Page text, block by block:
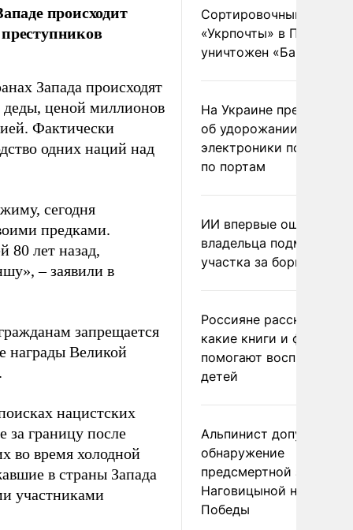
происходит
Запада происходят
деды, ценой миллионов
Фактически
одних наций над
сегодня
предками.
80 лет назад,
– заявили в
запрещается
награды Великой
нацистских
за границу после
во время холодной
в страны Запада
участниками
Сортировочный пункт
«Укрпочты» в
уничтожен
На Украине
об удорожании
электроники после
по портам
ИИ впервые
владельца
участка за борщевик
Россияне рассказали,
какие книги и фильмы
помогают воспитывать
детей
Альпинист допустил
обнаружение
предсмертной записки
Наговицыной на пике
Победы